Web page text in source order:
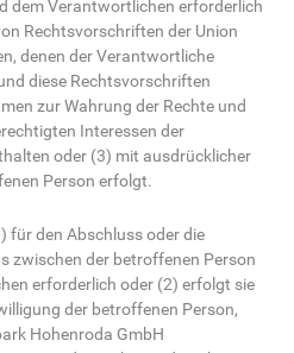
dem Verantwortlichen erforderlich
Rechtsvorschriften der Union
denen der Verantwortliche
diese Rechtsvorschriften
zur Wahrung der Rechte und
Interessen der
oder (3) mit ausdrücklicher
Person erfolgt.
für den Abschluss oder die
zwischen der betroffenen Person
erforderlich oder (2) erfolgt sie
der betroffenen Person,
Hohenroda GmbH